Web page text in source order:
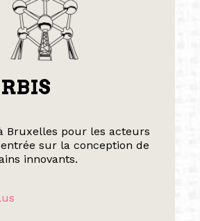
Bruxelles pour les acteurs
sur la conception de
innovants.